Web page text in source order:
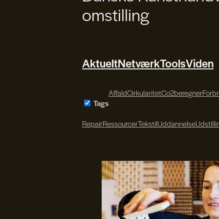
omstilling
AktueltNetværkToolsViden
Tags
AffaldCirkularitetCo2beregner
RepairRessourcerTekstilUddannelse
Søren Svendsen